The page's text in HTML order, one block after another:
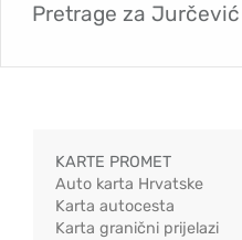
Pretrage za Jurčević
KARTE PROMET
Auto karta Hrvatske
Karta autocesta
Karta granični prijelazi